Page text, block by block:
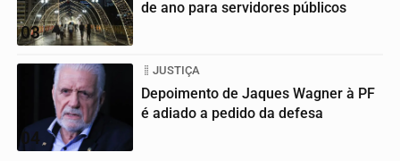
03
de ano para servidores públicos
04
JUSTIÇA
Depoimento de Jaques Wagner à PF
é adiado a pedido da defesa